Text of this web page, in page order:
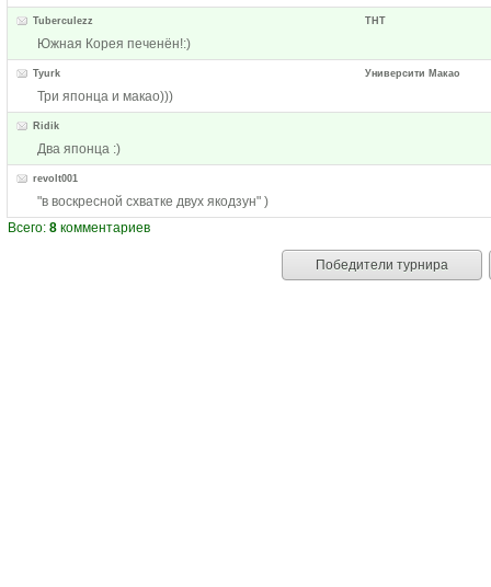
Tuberculezz ТНТ
Южная Корея печенён!:)
Tyurk Университи Макао
Три японца и макао)))
Ridik
Два японца :)
revolt001
"в воскресной схватке двух якодзун" )
Всего: 8 комментариев
Победители турнира